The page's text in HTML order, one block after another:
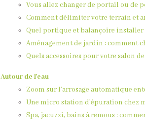
Vous allez changer de portail ou de
Comment délimiter votre terrain et
Quel portique et balançoire installer
Aménagement de jardin : comment
Quels accessoires pour votre salon
Autour de l'eau
Zoom sur l’arrosage automatique
Une micro station d’épuration chez
Spa, jacuzzi, bains à remous :